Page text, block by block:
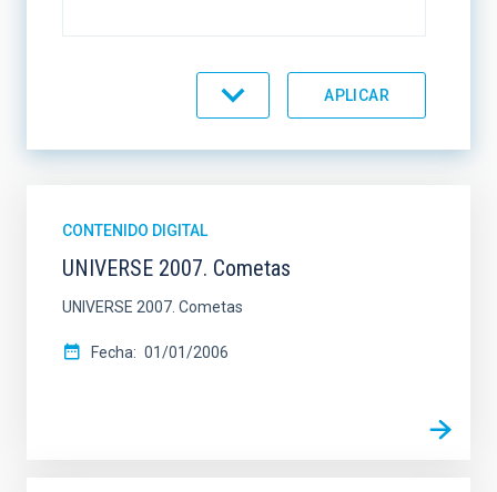
ORDENAR
CONTENIDO DIGITAL
UNIVERSE 2007. Cometas
UNIVERSE 2007. Cometas
Fecha 01/01/2006